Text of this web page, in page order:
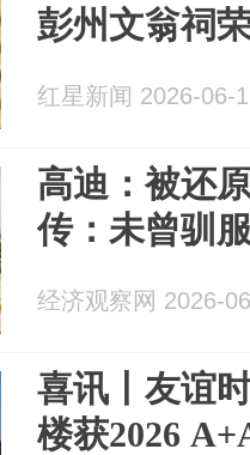
彭州文翁祠
红星新闻 2026-06-
高迪：被还
传：未曾驯
经济观察网 2026-
喜讯丨友谊
楼获2026